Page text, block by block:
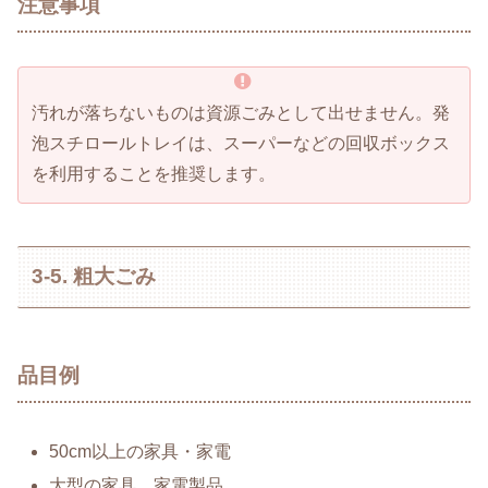
汚れが落ちないものは資源ごみとして出せません。発
泡スチロールトレイは、スーパーなどの回収ボックス
を利用することを推奨します。
3-5. 粗大ごみ
品目例
50cm以上の家具・家電